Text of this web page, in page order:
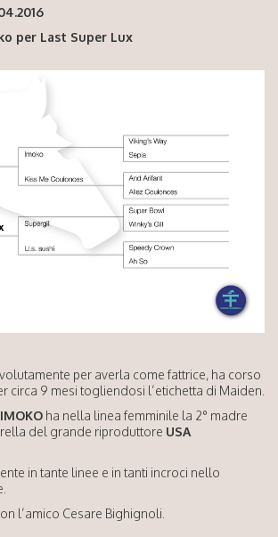
per Last Super Lux
per averla come fattrice, ha corso
circa 9 mesi togliendosi l’etichetta di Maiden.
ha nella linea femminile la 2° madre
del grande riproduttore USA
in tante linee e in tanti incroci nello
l’amico Cesare Bighignoli.